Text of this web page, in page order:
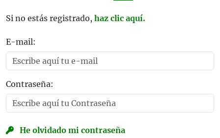
Si no estás registrado, haz clic aquí.
E-mail:
Contraseña:
He olvidado mi contraseña